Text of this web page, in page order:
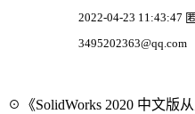
2022-04-23 11:43:47
3495202363@qq.com
☉《SolidWorks 2020 中文版